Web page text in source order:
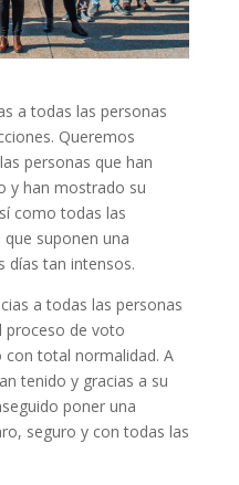
a todas las personas
Queremos
personas que han
y han mostrado su
como todas las
suponen una
días tan intensos.
a todas las personas
proceso de voto
con total normalidad. A
tenido y gracias a su
poner una
seguro y con todas las